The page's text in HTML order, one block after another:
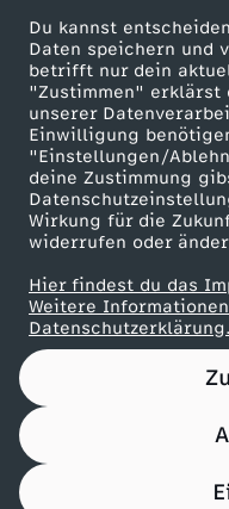
Du kannst
Daten speichern und
betrifft nur dein
"Zustimmen" erklärst
unserer
Einwilligung
"Einstellungen/
deine Zustimmung
Wirkung für die
widerrufen oder
Hier findest du das
Weitere
Datenschutzerklärung.
ZDF goes Schule
Werbefernsehen
Mainzelmännchen
Partner
Nutzungsbedingungen
Impressum